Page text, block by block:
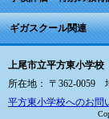
ギガスクール関連
上尾市立平方東小学校
所在地： 〒362-0059
平方東小学校へのお問